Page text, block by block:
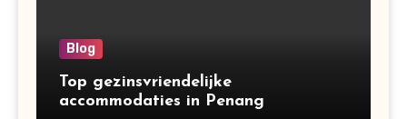
Blog
Top gezinsvriendelijke
accommodaties in Penang